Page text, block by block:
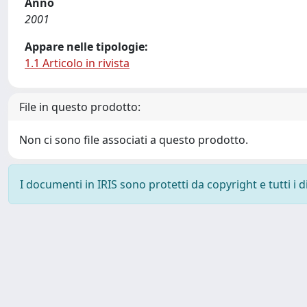
2001
Appare nelle tipologie:
1.1 Articolo in rivista
File in questo prodotto:
Non ci sono file associati a questo prodotto.
I documenti in IRIS sono protetti da copyright e tutti i